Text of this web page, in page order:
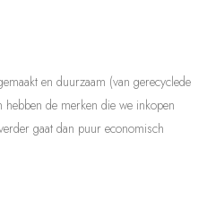
en duurzaam (van gerecyclede
de merken die we inkopen
gaat dan puur economisch